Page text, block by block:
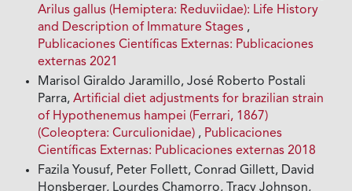
Arilus gallus (Hemiptera: Reduviidae): Life History
and Description of Immature Stages ,
Publicaciones Científicas Externas: Publicaciones
externas 2021
Marisol Giraldo Jaramillo, José Roberto Postali
Parra,Artificial diet adjustments for brazilian strain
of Hypothenemus hampei (Ferrari, 1867)
(Coleoptera: Curculionidae) , Publicaciones
Científicas Externas: Publicaciones externas 2018
Fazila Yousuf, Peter Follett, Conrad Gillett, David
Honsberger, Lourdes Chamorro, Tracy Johnson,